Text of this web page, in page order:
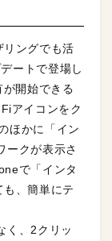
リングでも活
ートで登場し
開始できる
アイコンをク
ほかに「イン
ークが表示さ
で「インタ
、簡単にテ
く、2クリッ